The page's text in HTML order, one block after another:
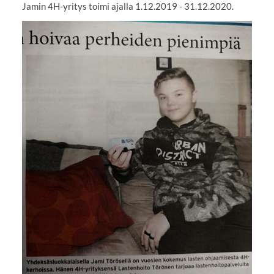
Jamin 4H-yritys toimi ajalla 1.12.2019 - 31.12.2020.